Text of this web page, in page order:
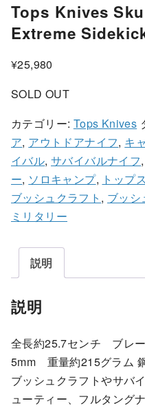
Tops Knives
Extreme
¥25,980
SOLD OUT
カテゴリー: Tops Knives
ア, アウトドアナイフ, キ
イバル,サバイバルナイフ
ー, ソロキャンプ, トップ
ブッシュクラフト , ブッシ
ミリタリー
説明
説明
全長約25.7センチ ブレ
5mm 重量約215グラム
ブッシュクラフトやサバ
ューティー、フルタングナ